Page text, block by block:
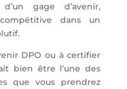
gage d’avenir,
dans un
DPO ou à certifier
bien être l’une des
que vous prendrez